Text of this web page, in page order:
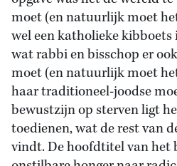
moet (en natuurlijk moet
wel een katholieke
wat rabbi en bisschop er
moet (en natuurlijk moet
haar traditioneel-joodse
bewustzijn op sterven ligt
toedienen, wat de rest van
vindt. De hoofdtitel van het